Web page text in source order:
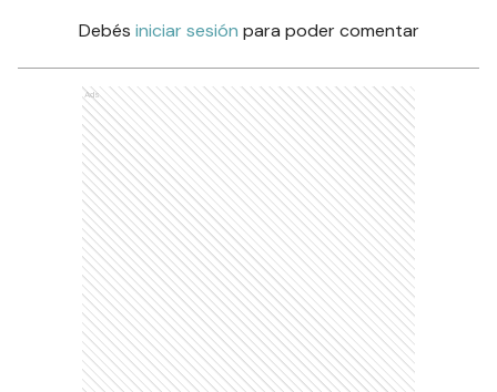
Debés iniciar sesión para poder comentar
Ads